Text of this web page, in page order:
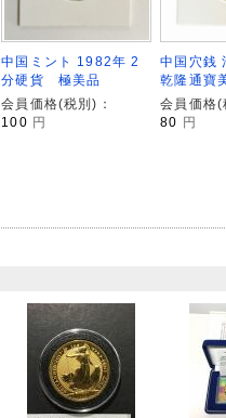
中国ミント 1982年 2
分硬貨 極美品
会員価格(税別)：
100 円
中国穴銭
乾隆通寶
会員価格(
80
円